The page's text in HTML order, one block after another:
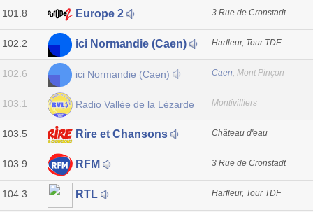
101.8 Europe 2 3 Rue de Cronstadt
102.2 ici Normandie (Caen) Harfleur, Tour TDF
102.6 ici Normandie (Caen) Caen, Mont Pinçon
103.1 Radio Vallée de la Lézarde Montivilliers
103.5 Rire et Chansons Château d'eau
103.9 RFM 3 Rue de Cronstadt
104.3 RTL Harfleur, Tour TDF